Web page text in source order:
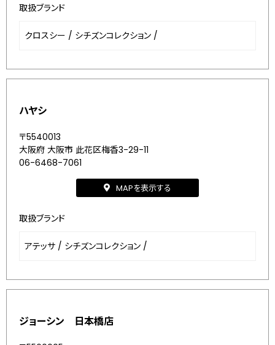
取扱ブランド
クロスシー / シチズンコレクション /
ハヤシ
〒5540013
大阪府 大阪市 此花区梅香3-29-11
06-6468-7061
MAPを表示する
取扱ブランド
アテッサ / シチズンコレクション /
ジョーシン 日本橋店